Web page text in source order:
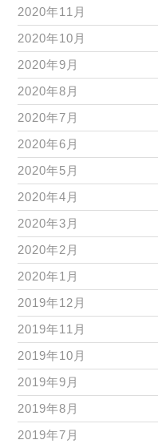
2020年11月
2020年10月
2020年9月
2020年8月
2020年7月
2020年6月
2020年5月
2020年4月
2020年3月
2020年2月
2020年1月
2019年12月
2019年11月
2019年10月
2019年9月
2019年8月
2019年7月